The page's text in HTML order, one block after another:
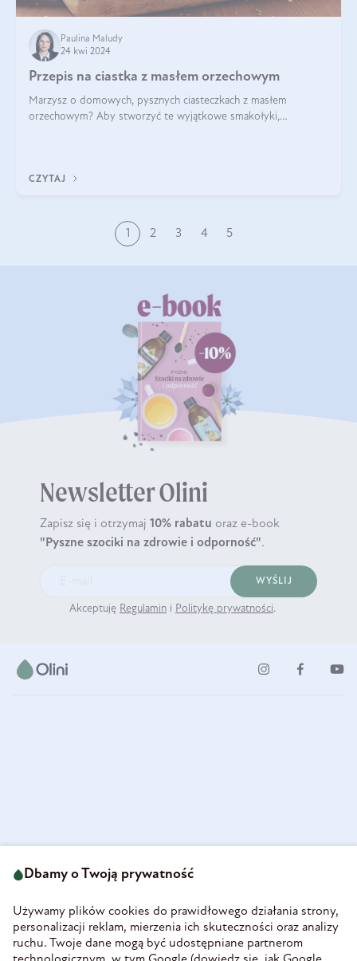
Paulina Maludy
24 kwi 2024
Przepis na ciastka z masłem orzechowym
Marzysz o domowych, pysznych ciasteczkach z masłem
orzechowym? Aby stworzyć te wyjątkowe smakołyki,
CZYTAJ
1 2 3 4 5
Newsletter Olini
Zapisz się i otrzymaj 10% rabatu oraz e-book
"Pyszne szociki na zdrowie i odporność".
WYŚLIJ
Akceptuję Regulamin i Politykę prywatności.
58-160 Świebodzice
REGON 890213034
INFORMACJE
Dbamy o Twoją prywatność
Używamy plików cookies do prawidłowego działania strony,
personalizacji reklam, mierzenia ich skuteczności oraz analizy
ruchu. Twoje dane mogą być udostępniane partnerom